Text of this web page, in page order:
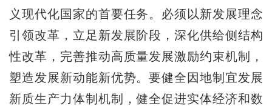
义现代化国家的首要任务。必须以新发展理念
引领改革，立足新发展阶段，深化供给侧结构
性改革，完善推动高质量发展激励约束机制，
塑造发展新动能新优势。要健全因地制宜发展
新质生产力体制机制，健全促进实体经济和数